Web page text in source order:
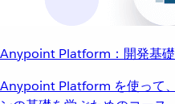
Anypoint Platform：開発基
Anypoint Platform を使って